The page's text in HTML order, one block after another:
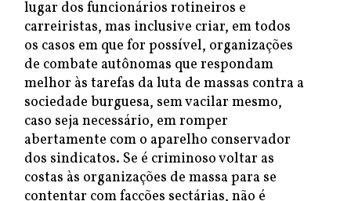
lugar dos funcionários rotineiros e
carreiristas, mas inclusive criar, em todos
os casos em que for possível, organizações
de combate autônomas que respondam
melhor às tarefas da luta de massas contra a
sociedade burguesa, sem vacilar mesmo,
caso seja necessário, em romper
abertamente com o aparelho conservador
dos sindicatos. Se é criminoso voltar as
costas às organizações de massa para se
contentar com facções sectárias, não é